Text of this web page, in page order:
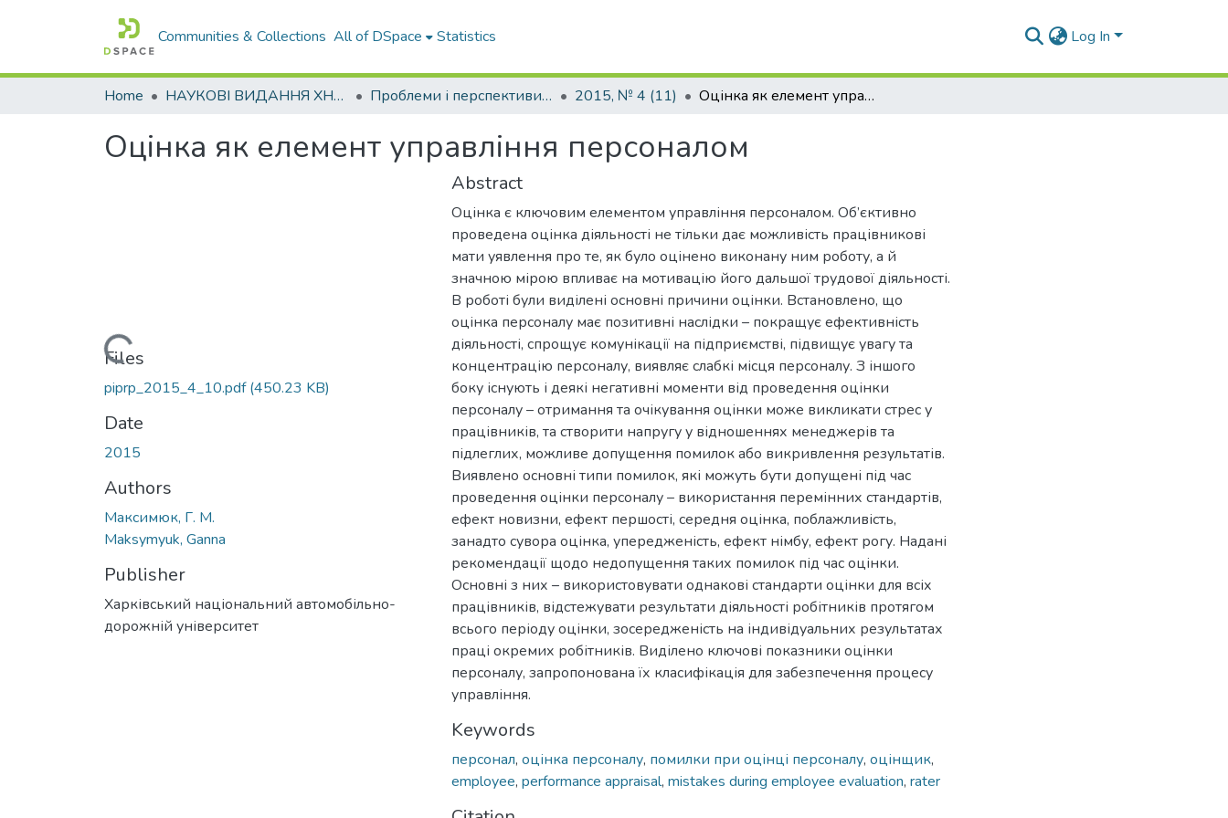
Communities & Collections All of DSpace Statistics Log In
Home НАУКОВІ ВИДАННЯ ХНАДУ Проблеми і перспективи розвитку підприємництва 2015, № 4 (11) Оцінка як елемент управління персоналом
Оцінка як елемент управління персоналом
Loading...
Files
piprp_2015_4_10.pdf(450.23 KB)
Date
2015
Authors
Максимюк, Г. М.
Maksymyuk, Ganna
Publisher
Харківський національний автомобільно-
дорожній університет
Abstract
Оцінка є ключовим елементом управління персоналом. Об’єктивно
проведена оцінка діяльності не тільки дає можливість працівникові
мати уявлення про те, як було оцінено виконану ним роботу, а й
значною мірою впливає на мотивацію його дальшої трудової діяльності.
В роботі були виділені основні причини оцінки. Встановлено, що
оцінка персоналу має позитивні наслідки – покращує ефективність
діяльності, спрощує комунікації на підприємстві, підвищує увагу та
концентрацію персоналу, виявляє слабкі місця персоналу. З іншого
боку існують і деякі негативні моменти від проведення оцінки
персоналу – отримання та очікування оцінки може викликати стрес у
працівників, та створити напругу у відношеннях менеджерів та
підлеглих, можливе допущення помилок або викривлення результатів.
Виявлено основні типи помилок, які можуть бути допущені під час
проведення оцінки персоналу – використання перемінних стандартів,
ефект новизни, ефект першості, середня оцінка, поблажливість,
занадто сувора оцінка, упередженість, ефект німбу, ефект рогу. Надані
рекомендації щодо недопущення таких помилок під час оцінки.
Основні з них – використовувати однакові стандарти оцінки для всіх
працівників, відстежувати результати діяльності робітників протягом
всього періоду оцінки, зосередженість на індивідуальних результатах
праці окремих робітників. Виділено ключові показники оцінки
персоналу, запропонована їх класифікація для забезпечення процесу
управління.
Keywords
персонал, оцінка персоналу, помилки при оцінці персоналу, оцінщик,
employee, performance appraisal, mistakes during employee evaluation, rater